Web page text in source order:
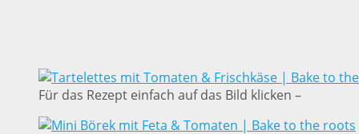
Für das Rezept einfach auf das Bild klicken –